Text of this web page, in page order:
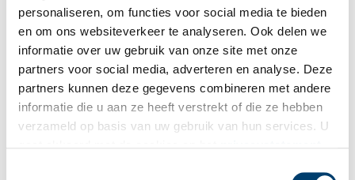
personaliseren, om functies voor social media te bieden
en om ons websiteverkeer te analyseren. Ook delen we
informatie over uw gebruik van onze site met onze
partners voor social media, adverteren en analyse. Deze
partners kunnen deze gegevens combineren met andere
informatie die u aan ze heeft verstrekt of die ze hebben
verzameld op basis van uw gebruik van hun services. U